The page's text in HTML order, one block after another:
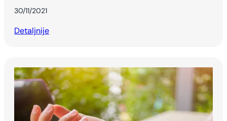
30/11/2021
Detaljnije